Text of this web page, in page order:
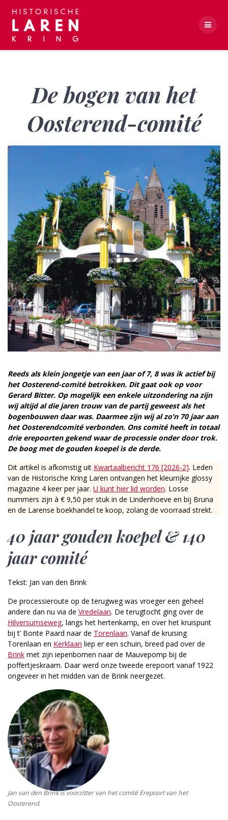
De bogen van het
Oosterend-comité
Reeds als klein jongetje van een jaar of 7, 8 was ik actief bij
het Oosterend-comité betrokken. Dit gaat ook op voor
Gerard Bitter. Op mogelijk een enkele uitzondering na zijn
wij altijd al die jaren trouw van de partij geweest als het
bogenbouwen daar was. Daarmee zijn wij al zo’n 70 jaar aan
het Oosterendcomité verbonden. Ons comité heeft in totaal
drie erepoorten gekend waar de processie onder door trok.
De boog met de gouden koepel is de derde.
Dit artikel is afkomstig uit Kwartaalbericht 176 [2026-2]. Leden
van de Historische Kring Laren ontvangen het kleurrijke glossy
magazine 4 keer per jaar. U kunt hier lid worden. Losse
nummers zijn à € 9,50 per stuk in de Lindenhoeve en bij Bruna
en de Larense boekhandel te koop, zolang de voorraad strekt.
40 jaar gouden koepel & 140
jaar comité
Tekst: Jan van den Brink
De processieroute op de terugweg was vroeger een geheel
andere dan nu via de Vredelaan. De terugtocht ging over de
Hilversumseweg, langs het hertenkamp, en over het kruispunt
bij t’ Bonte Paard naar de Torenlaan. Vanaf de kruising
Torenlaan en Kerklaan liep er een schuin, breed pad over de
Brink met zijn iepenbomen naar de Mauvepomp bij de
poffertjeskraam. Daar werd onze tweede erepoort vanaf 1922
ongeveer in het midden van de Brink neergezet.
Jan van den Brink is voorzitter van het comité Erepoort van het
Oosterend.